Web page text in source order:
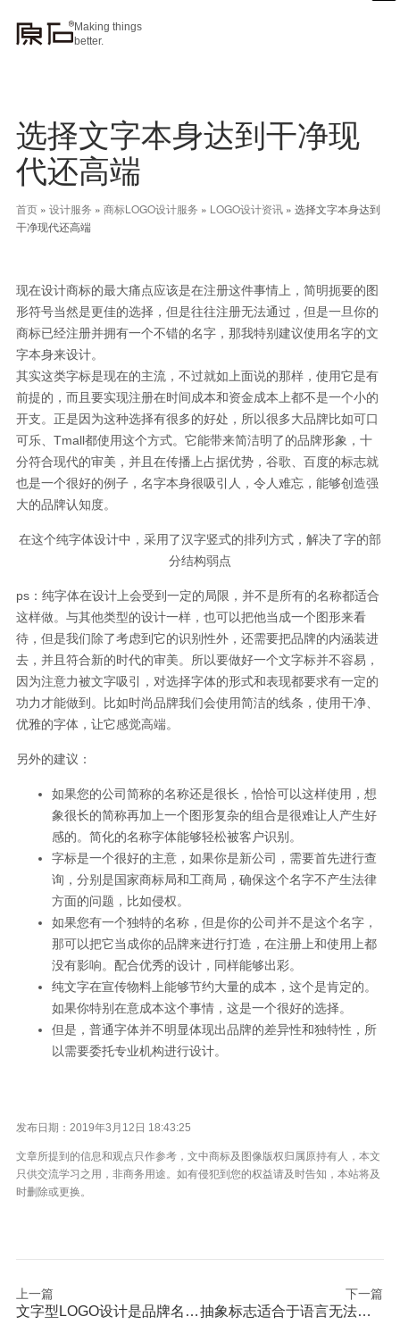
Making things
better.
选择文字本身达到干净现
代还高端
首页 » 设计服务 » 商标LOGO设计服务 » LOGO设计资讯 » 选择文字本身达到
干净现代还高端
现在设计商标的最大痛点应该是在注册这件事情上，简明扼要的图
形符号当然是更佳的选择，但是往往注册无法通过，但是一旦你的
商标已经注册并拥有一个不错的名字，那我特别建议使用名字的文
字本身来设计。
其实这类字标是现在的主流，不过就如上面说的那样，使用它是有
前提的，而且要实现注册在时间成本和资金成本上都不是一个小的
开支。正是因为这种选择有很多的好处，所以很多大品牌比如可口
可乐、Tmall都使用这个方式。它能带来简洁明了的品牌形象，十
分符合现代的审美，并且在传播上占据优势，谷歌、百度的标志就
也是一个很好的例子，名字本身很吸引人，令人难忘，能够创造强
大的品牌认知度。
在这个纯字体设计中，采用了汉字竖式的排列方式，解决了字的部
分结构弱点
ps：纯字体在设计上会受到一定的局限，并不是所有的名称都适合
这样做。与其他类型的设计一样，也可以把他当成一个图形来看
待，但是我们除了考虑到它的识别性外，还需要把品牌的内涵装进
去，并且符合新的时代的审美。所以要做好一个文字标并不容易，
因为注意力被文字吸引，对选择字体的形式和表现都要求有一定的
功力才能做到。比如时尚品牌我们会使用简洁的线条，使用干净、
优雅的字体，让它感觉高端。
另外的建议：
如果您的公司简称的名称还是很长，恰恰可以这样使用，想
象很长的简称再加上一个图形复杂的组合是很难让人产生好
感的。简化的名称字体能够轻松被客户识别。
字标是一个很好的主意，如果你是新公司，需要首先进行查
询，分别是国家商标局和工商局，确保这个名字不产生法律
方面的问题，比如侵权。
如果您有一个独特的名称，但是你的公司并不是这个名字，
那可以把它当成你的品牌来进行打造，在注册上和使用上都
没有影响。配合优秀的设计，同样能够出彩。
纯文字在宣传物料上能够节约大量的成本，这个是肯定的。
如果你特别在意成本这个事情，这是一个很好的选择。
但是，普通字体并不明显体现出品牌的差异性和独特性，所
以需要委托专业机构进行设计。
发布日期：2019年3月12日 18:43:25
文章所提到的信息和观点只作参考，文中商标及图像版权归属原持有人，本文
只供交流学习之用，非商务用途。如有侵犯到您的权益请及时告知，本站将及
时删除或更换。
上一篇
文字型LOGO设计是品牌名称太长的有效解决方案
下一篇
抽象标志适合于语言无法描述的意境并利于注册